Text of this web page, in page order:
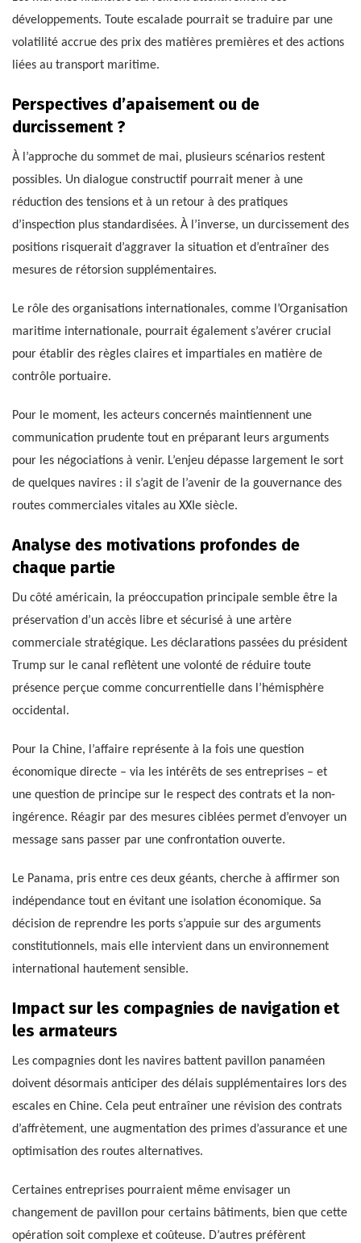
développements. Toute escalade pourrait se traduire par une
volatilité accrue des prix des matières premières et des actions
liées au transport maritime.
Perspectives d’apaisement ou de
durcissement ?
À l’approche du sommet de mai, plusieurs scénarios restent
possibles. Un dialogue constructif pourrait mener à une
réduction des tensions et à un retour à des pratiques
d’inspection plus standardisées. À l’inverse, un durcissement des
positions risquerait d’aggraver la situation et d’entraîner des
mesures de rétorsion supplémentaires.
Le rôle des organisations internationales, comme l’Organisation
maritime internationale, pourrait également s’avérer crucial
pour établir des règles claires et impartiales en matière de
contrôle portuaire.
Pour le moment, les acteurs concernés maintiennent une
communication prudente tout en préparant leurs arguments
pour les négociations à venir. L’enjeu dépasse largement le sort
de quelques navires : il s’agit de l’avenir de la gouvernance des
routes commerciales vitales au XXIe siècle.
Analyse des motivations profondes de
chaque partie
Du côté américain, la préoccupation principale semble être la
préservation d’un accès libre et sécurisé à une artère
commerciale stratégique. Les déclarations passées du président
Trump sur le canal reflètent une volonté de réduire toute
présence perçue comme concurrentielle dans l’hémisphère
occidental.
Pour la Chine, l’affaire représente à la fois une question
économique directe – via les intérêts de ses entreprises – et
une question de principe sur le respect des contrats et la non-
ingérence. Réagir par des mesures ciblées permet d’envoyer un
message sans passer par une confrontation ouverte.
Le Panama, pris entre ces deux géants, cherche à affirmer son
indépendance tout en évitant une isolation économique. Sa
décision de reprendre les ports s’appuie sur des arguments
constitutionnels, mais elle intervient dans un environnement
international hautement sensible.
Impact sur les compagnies de navigation et
les armateurs
Les compagnies dont les navires battent pavillon panaméen
doivent désormais anticiper des délais supplémentaires lors des
escales en Chine. Cela peut entraîner une révision des contrats
d’affrètement, une augmentation des primes d’assurance et une
optimisation des routes alternatives.
Certaines entreprises pourraient même envisager un
changement de pavillon pour certains bâtiments, bien que cette
opération soit complexe et coûteuse. D’autres préfèrent